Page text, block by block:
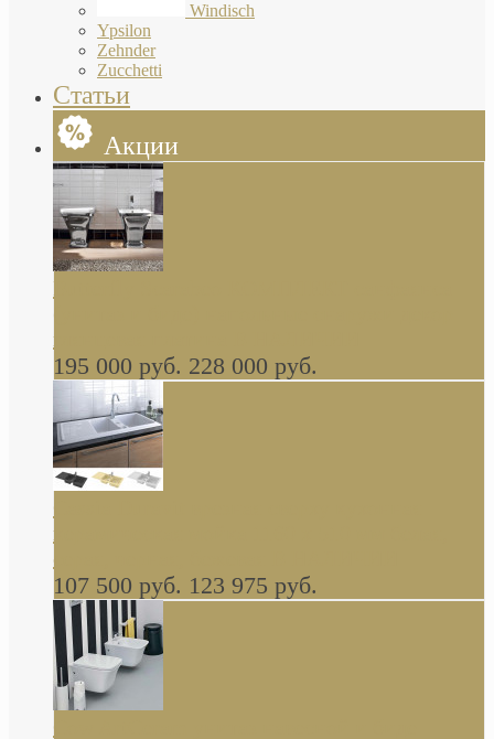
Windisch
Ypsilon
Zehnder
Zucchetti
Статьи
Акции
Butterfly Scarabeo КОМПЛЕКТ санфаянса
глянцевая платина В НАЛИЧИИ
195 000 руб. 228 000 руб.
керамическая мойка 1160 x 510 мм белая,
серая, черная, бежевая В НАЛИЧИИ
107 500 руб. 123 975 руб.